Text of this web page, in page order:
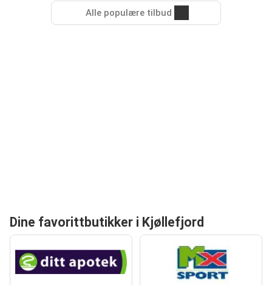
Alle populære tilbud
Dine favorittbutikker i Kjøllefjord